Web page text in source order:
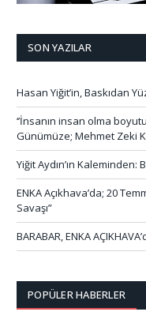
SON YAZILAR
Hasan Yiğit’in, Baskıdan
‘’İnsanın insan olma
Günümüze; Mehmet Zeki
Yiğit Aydın’ın Kaleminden:
ENKA Açıkhava’da; 20
Savaşı”
BARABAR, ENKA
POPÜLER HABERLER